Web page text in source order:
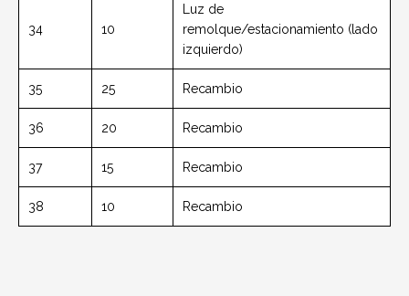
34 10
Luz de
remolque/estacionamiento (lado
izquierdo)
35 25 Recambio
36 20 Recambio
37 15 Recambio
38 10 Recambio